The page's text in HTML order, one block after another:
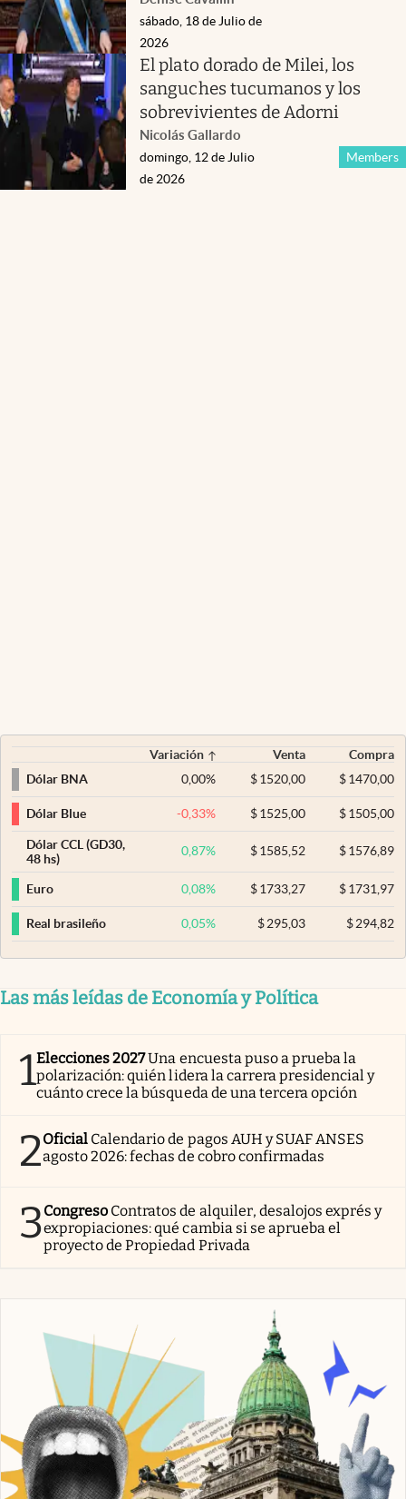
sábado, 18 de Julio de
2026
El plato dorado de Milei, los
sanguches tucumanos y los
sobrevivientes de Adorni
Nicolás Gallardo
Members
domingo, 12 de Julio
de 2026
Variación Venta
Compra
Dólar BNA
0,00% $ 1520,00 $1470,00
Dólar Blue -0,33% $ 1525,00 $1505,00
Dólar CCL (GD30,
48 hs)
0,87% $ 1585,52 $1576,89
Euro 0,08% $ 1733,27 $1731,97
Real brasileño 0,05% $ 295,03 $294,82
Las más leídas de Economía y Política
1Elecciones 2027Una encuesta puso a prueba la
polarización: quién lidera la carrera presidencial y
cuánto crece la búsqueda de una tercera opción
2Oficial Calendario de pagos AUH y SUAF ANSES
agosto 2026: fechas de cobro confirmadas
3Congreso Contratos de alquiler, desalojos exprés y
expropiaciones: qué cambia si se aprueba el
proyecto de Propiedad Privada